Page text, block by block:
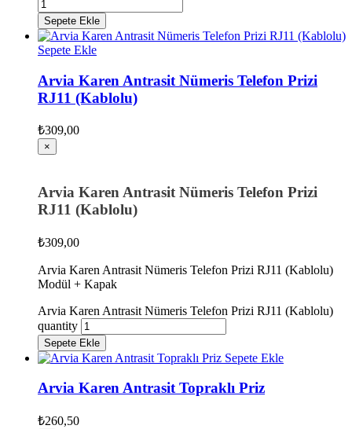
Sepete Ekle
Sepete Ekle
Arvia Karen Antrasit Nümeris Telefon Prizi
RJ11 (Kablolu)
₺309,00
×
Arvia Karen Antrasit Nümeris Telefon Prizi
RJ11 (Kablolu)
₺309,00
Arvia Karen Antrasit Nümeris Telefon Prizi RJ11 (Kablolu)
Modül + Kapak
Arvia Karen Antrasit Nümeris Telefon Prizi RJ11 (Kablolu)
quantity
Sepete Ekle
Sepete Ekle
Arvia Karen Antrasit Topraklı Priz
₺260,50